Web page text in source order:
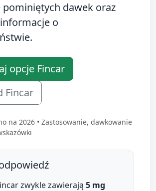
pominiętych dawek oraz
o
opcje Fincar
Fincar
na 2026 • Zastosowanie, dawkowanie
zwykle zawierają 5 mg